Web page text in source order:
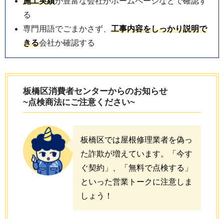
る
専門用語でごまかさず、 工事内容をしっかり説明で
きる会社か確認する
板橋区消費者センターからのお知らせ
~点検商法にご注意ください~
板橋区では屋根修理業者を偽っ
た詐欺が増えています。「今す
ぐ契約」、「無料で点検する」
といった営業トークに注意しま
しょう！